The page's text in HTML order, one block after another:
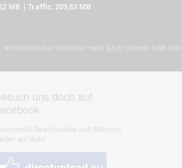
MB | Traffic: 209,83 MB
jedoch bei Verstößen nach §2(3) unserer AGB
uns doch auf
Gewinnspiele und Aktionen
auf dich!